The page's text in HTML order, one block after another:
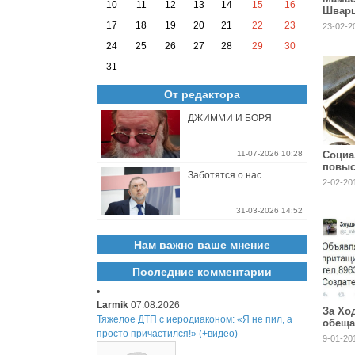
23-02-
2-02-
За
9-01-
10
11 12 13 14 15
16
17
18 19 20 21 22
23
24
25 26 27 28 29
30
31
От редактора
ДЖИММИ И БОРЯ
11-07-2026 10:28
Заботятся о нас
31-03-2026 14:52
Нам важно ваше мнение
Последние комментарии
Larmik 07.08.2026
Тяжелое ДТП с иеродиаконом: «Я не пил, а
просто причастился!» (+видео)